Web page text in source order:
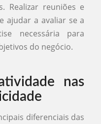
Realizar reuniões e
ajudar a avaliar se a
necessária para
do negócio.
nas
diferenciais das